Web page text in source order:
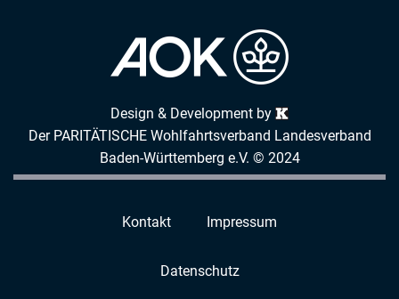
Design & Development by
Der PARITÄTISCHE Wohlfahrtsverband Landesverband
Baden-Württemberg e.V. © 2024
Kontakt Impressum
Datenschutz